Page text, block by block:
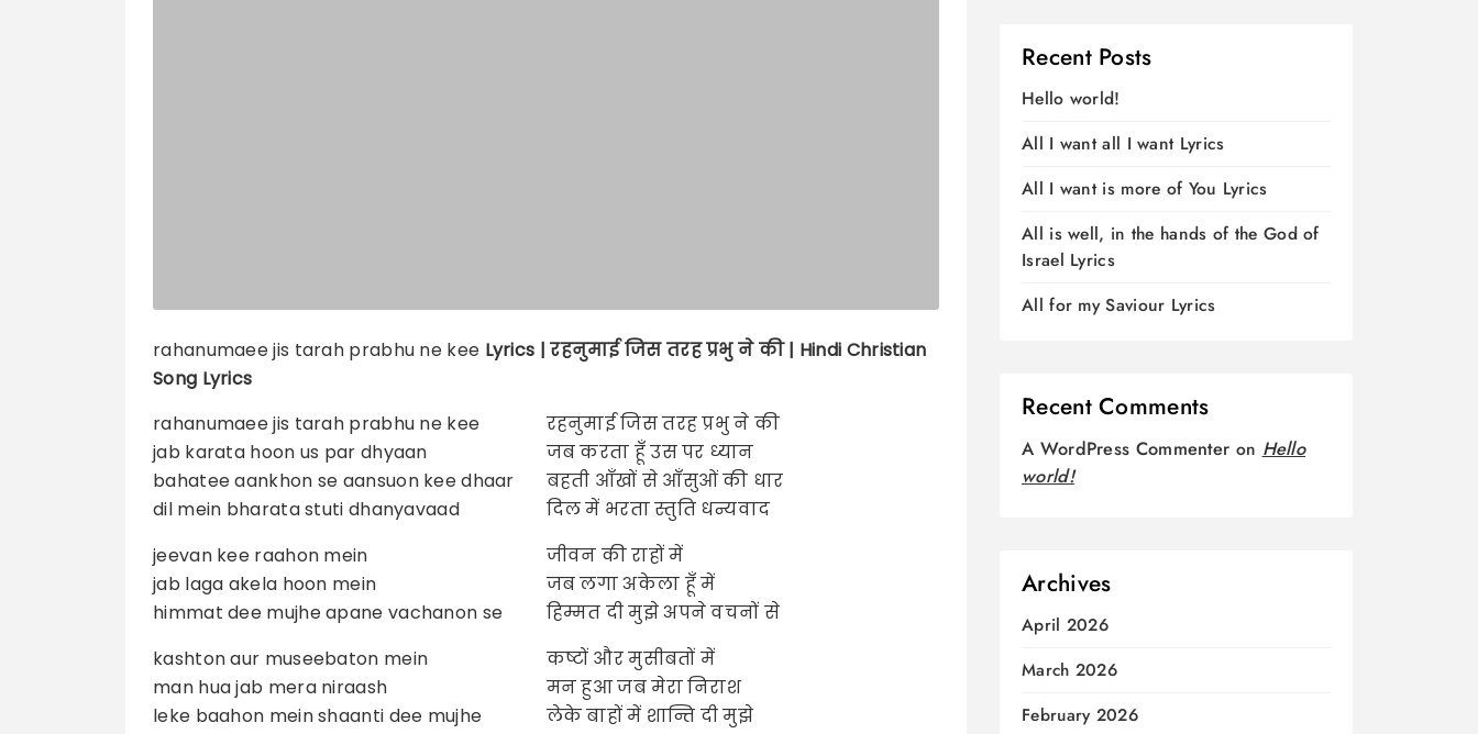
rahanumaee jis tarah prabhu ne kee Lyrics | रहनुमाई जिस तरह प्रभु ने की | Hindi Christian
Song Lyrics
rahanumaee jis tarah prabhu ne kee
jab karata hoon us par dhyaan
bahatee aankhon se aansuon kee dhaar
dil mein bharata stuti dhanyavaad
jeevan kee raahon mein
jab laga akela hoon mein
himmat dee mujhe apane vachanon se
kashton aur museebaton mein
man hua jab mera niraash
leke baahon mein shaanti dee mujhe
रहनुमाई जिस तरह प्रभु ने की
जब करता हूँ उस पर ध्यान
बहती आँखों से आँसुओं की धार
दिल में भरता स्तुति धन्यवाद
जीवन की राहों में
जब लगा अकेला हूँ में
हिम्मत दी मुझे अपने वचनों से
कष्टों और मुसीबतों में
मन हुआ जब मेरा निराश
लेके बाहों में शान्ति दी मुझे
Recent Posts
Hello world!
All I want all I want Lyrics
All I want is more of You Lyrics
All is well, in the hands of the God of
Israel Lyrics
All for my Saviour Lyrics
Recent Comments
A WordPress Commenter on Hello
world!
Archives
April 2026
March 2026
February 2026